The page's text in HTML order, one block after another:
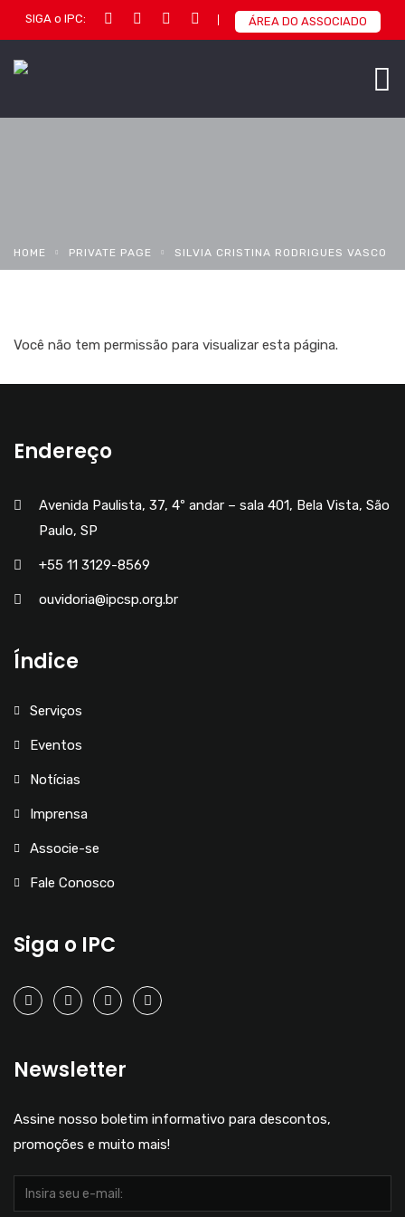
SIGA o IPC: ÁREA DO ASSOCIADO
HOME PRIVATE PAGE SILVIA CRISTINA RODRIGUES VASCO
Você não tem permissão para visualizar esta página.
Endereço
Avenida Paulista, 37, 4º andar – sala 401, Bela Vista, São
Paulo, SP
+55 11 3129-8569
ouvidoria@ipcsp.org.br
Índice
Serviços
Eventos
Notícias
Imprensa
Associe-se
Fale Conosco
Siga o IPC
Newsletter
Assine nosso boletim informativo para descontos,
promoções e muito mais!